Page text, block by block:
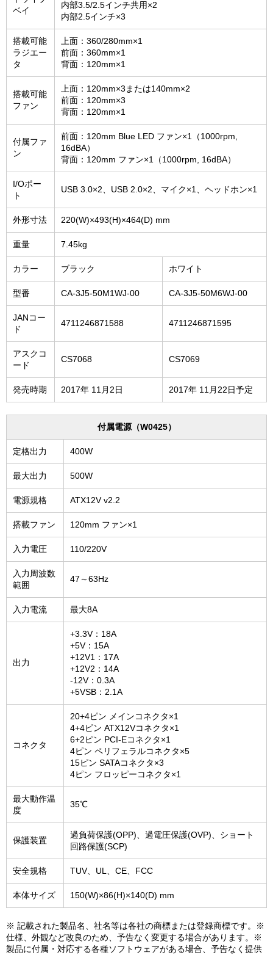
ベイ
内部3.5/2.5インチ共用×2
内部2.5インチ×3
搭載可能
ラジエー
タ
上面：360/280mm×1
前面：360mm×1
背面：120mm×1
搭載可能
ファン
上面：120mm×3または140mm×2
前面：120mm×3
背面：120mm×1
付属ファ
ン
前面：120mm Blue LED ファン×1（1000rpm,
16dBA）
背面：120mm ファン×1（1000rpm, 16dBA）
I/Oポー
ト
USB 3.0×2、USB 2.0×2、マイク×1、ヘッドホン×1
外形寸法 220(W)×493(H)×464(D) mm
重量 7.45kg
カラー ブラック ホワイト
型番 CA-3J5-50M1WJ-00 CA-3J5-50M6WJ-00
JANコー
ド
4711246871588 4711246871595
アスクコ
ード
CS7068 CS7069
発売時期 2017年 11月2日 2017年 11月22日予定
付属電源（W0425）
定格出力 400W
最大出力 500W
電源規格 ATX12V v2.2
搭載ファン 120mm ファン×1
入力電圧 110/220V
入力周波数
範囲
47～63Hz
入力電流 最大8A
出力
+3.3V：18A
+5V：15A
+12V1：17A
+12V2：14A
-12V：0.3A
+5VSB：2.1A
コネクタ
20+4ピン メインコネクタ×1
4+4ピン ATX12Vコネクタ×1
6+2ピン PCI-Eコネクタ×1
4ピン ペリフェラルコネクタ×5
15ピン SATAコネクタ×3
4ピン フロッピーコネクタ×1
最大動作温
度
35℃
保護装置
過負荷保護(OPP)、過電圧保護(OVP)、ショート
回路保護(SCP)
安全規格 TUV、UL、CE、FCC
本体サイズ 150(W)×86(H)×140(D) mm
※ 記載された製品名、社名等は各社の商標または登録商標です。※
仕様、外観など改良のため、予告なく変更する場合があります。※
製品に付属・対応する各種ソフトウェアがある場合、予告なく提供